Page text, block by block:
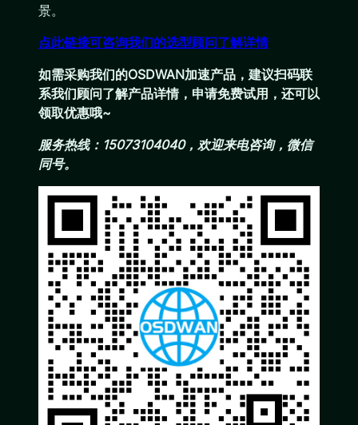
景。
点此链接可咨询我们的选型顾问了解详情
如需采购我们的OSDWAN加速产品，建议扫码联
系我们顾问了解产品详情，申请免费试用，还可以
领取优惠哦~
服务热线：15073104040，欢迎来电咨询，微信
同号。